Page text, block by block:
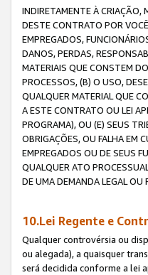
INDIRETAMENTE À CRIAÇÃO,
DESTE CONTRATO POR
EMPREGADOS,
DANOS, PERDAS,
MATERIAIS QUE CONSTEM
PROCESSOS, (B) O USO,
QUALQUER MATERIAL QUE
A ESTE CONTRATO OU LEI
PROGRAMA), OU (E) SEUS
OBRIGAÇÕES, OU FALHA EM
EMPREGADOS OU DE SEUS
QUALQUER ATO
DE UMA DEMANDA LEGAL OU
10.Lei Regente e
Qualquer controvérsia ou
ou alegada), a quaisquer
será decidida conforme a lei